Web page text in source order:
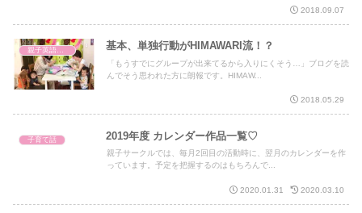
2018.09.07
基本、単独行動がHIMAWARI流！？
「もうすでにグループが出来てるから入りにくそう…」ブログを読
んでそう思われた方に朗報です。HIMAW...
2018.05.29
子育て話 2019年度 カレンダー作品一覧♡
親子サークルでは、毎月2回目の活動時に、翌月のカレンダーを作
っています。予定を把握するのはもちろんで...
2020.01.31 2020.03.10